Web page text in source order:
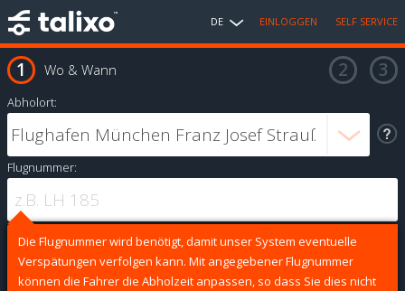
DE EINLOGGEN SELF SERVICE
Wo & Wann
Abholort:
Flugnummer:
Die Flugnummer wird benötigt, damit unser System eventuelle
Verspätungen verfolgen kann. Mit angegebener Flugnummer
können die Fahrer die Abholzeit anpassen, so dass Sie dies nicht